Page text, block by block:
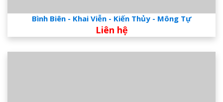
Bình Biên - Khai Viễn - Kiến Thủy - Mông Tự
Liên hệ